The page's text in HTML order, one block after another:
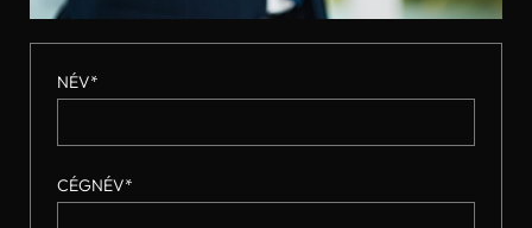
NÉV*
CÉGNÉV*